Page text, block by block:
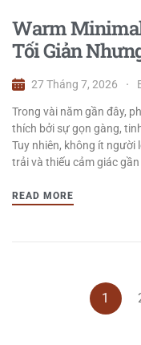
Warm
Tối Giản
27 Tháng 7, 2026
Trong vài năm gần đây,
thích bởi sự gọn gàng,
Tuy nhiên, không ít người
trải và thiếu cảm giác
READ MORE
1